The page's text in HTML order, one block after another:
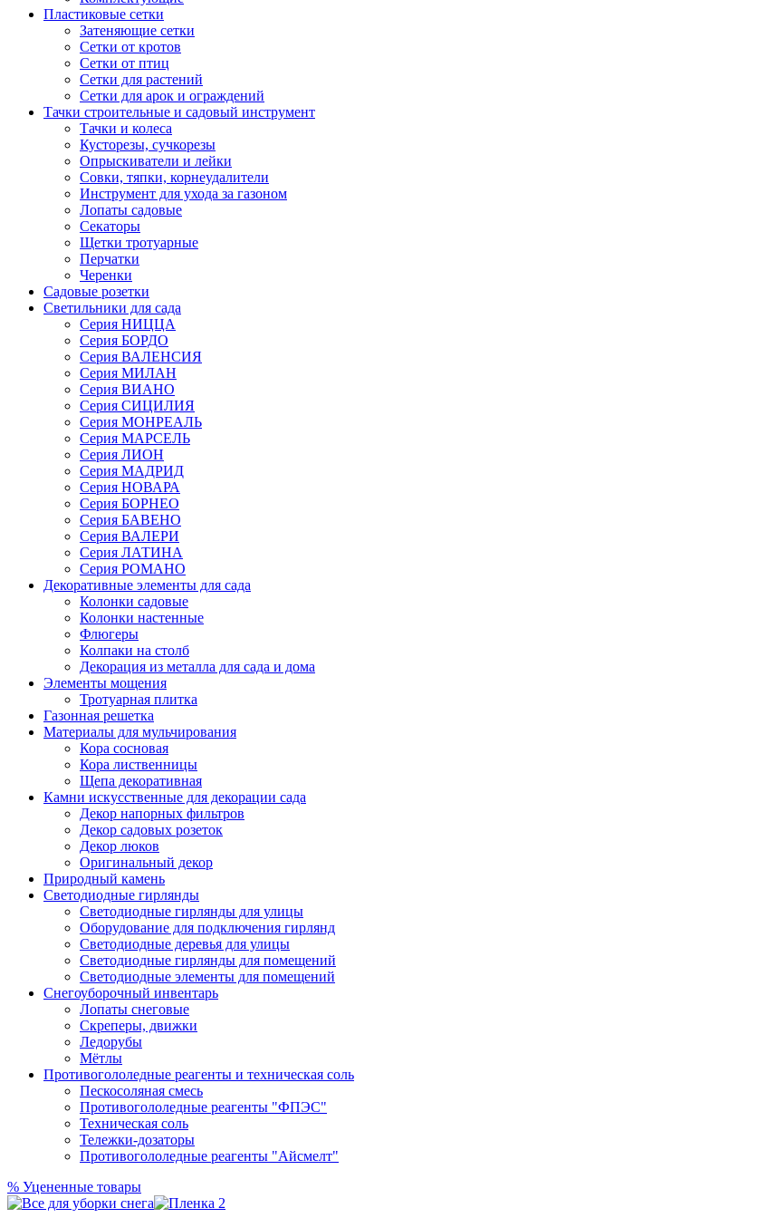
Пластиковые сетки
Затеняющие сетки
Сетки от кротов
Сетки от птиц
Сетки для растений
Сетки для арок и ограждений
Тачки строительные и садовый инструмент
Тачки и колеса
Кусторезы, сучкорезы
Опрыскиватели и лейки
Совки, тяпки, корнеудалители
Инструмент для ухода за газоном
Лопаты садовые
Секаторы
Щетки тротуарные
Перчатки
Черенки
Садовые розетки
Светильники для сада
Серия НИЦЦА
Серия БОРДО
Серия ВАЛЕНСИЯ
Серия МИЛАН
Серия ВИАНО
Серия СИЦИЛИЯ
Серия МОНРЕАЛЬ
Серия МАРСЕЛЬ
Серия ЛИОН
Серия МАДРИД
Серия НОВАРА
Серия БОРНЕО
Серия БАВЕНО
Серия ВАЛЕРИ
Серия ЛАТИНА
Серия РОМАНО
Декоративные элементы для сада
Колонки садовые
Колонки настенные
Флюгеры
Колпаки на столб
Декорация из металла для сада и дома
Элементы мощения
Тротуарная плитка
Газонная решетка
Материалы для мульчирования
Кора сосновая
Кора лиственницы
Щепа декоративная
Камни искусственные для декорации сада
Декор напорных фильтров
Декор садовых розеток
Декор люков
Оригинальный декор
Природный камень
Светодиодные гирлянды
Светодиодные гирлянды для улицы
Оборудование для подключения гирлянд
Светодиодные деревья для улицы
Светодиодные гирлянды для помещений
Светодиодные элементы для помещений
Снегоуборочный инвентарь
Лопаты снеговые
Скреперы, движки
Ледорубы
Мётлы
Противогололедные реагенты и техническая соль
Пескосоляная смесь
Противогололедные реагенты "ФПЭС"
Техническая соль
Тележки-дозаторы
Противогололедные реагенты "Айсмелт"
% Уцененные товары